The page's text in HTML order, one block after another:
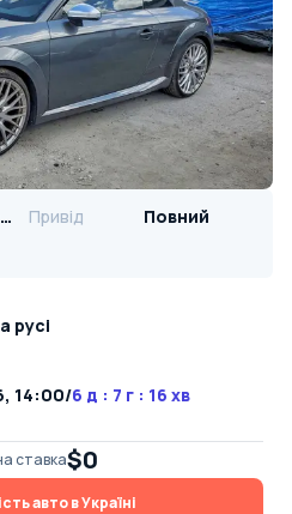
2.0л / Бензин Привід
Повний
русі
14:00/6 д : 7 г : 16 хв
ставка$0
авто в Україні